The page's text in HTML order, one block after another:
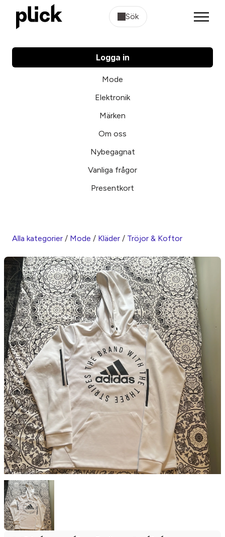
Sök
Logga in
Mode
Elektronik
Märken
Om oss
Nybegagnat
Vanliga frågor
Presentkort
Alla kategorier / Mode / Kläder / Tröjor & Koftor